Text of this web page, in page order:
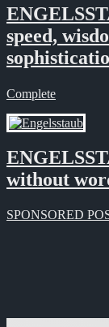
speed,
Complete
without
SPONSORED